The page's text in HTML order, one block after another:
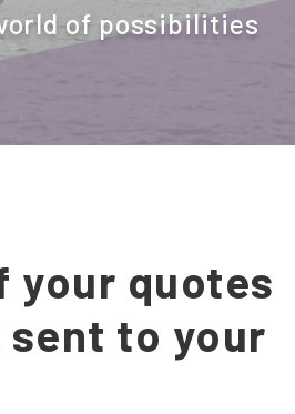
of possibilities
your quotes
sent to your